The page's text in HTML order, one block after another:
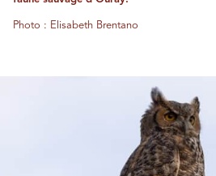
Photo : Elisabeth Brentano